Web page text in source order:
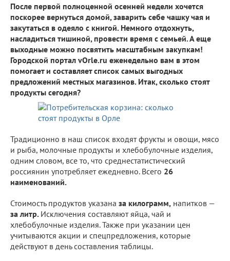
После первой полноценной осенней недели хочется
поскорее вернуться домой, заварить себе чашку чая и
закутаться в одеяло с книгой. Немного отдохнуть,
насладиться тишиной, провести время с семьей. А еще
выходные можно посвятить масштабным закупкам!
Городской портал vOrle.ru еженедельно вам в этом
помогает и составляет список самых выгодных
предложений местных магазинов. Итак, сколько стоят
продукты сегодня?
Традиционно в наш список входят фрукты и овощи, мясо
и рыба, молочные продукты и хлебобулочные изделия,
одним словом, все то, что среднестатистический
россиянин употребляет ежедневно. Всего 26
наименований.
Стоимость продуктов указана за килограмм, напитков —
за литр. Исключения составляют яйца, чай и
хлебобулочные изделия. Также при указании цен
учитываются акции и спецпредложения, которые
действуют в день составления таблицы.